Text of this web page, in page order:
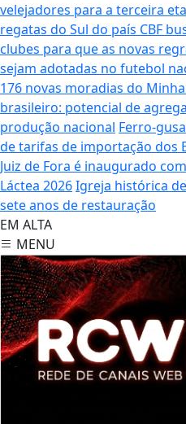
velejadores para a terceira
regatas do Sul do país CBF
clubes para que as novas
sejam adotadas no futebol
176 novas moradias do
brasileiro: potencial de
produção nacional Ferro-
de tarifas de importação dos
Juiz de Fora é inaugurado
Láctea 2026Igreja histórica
sete anos de restauração
EM ALTA
MENU